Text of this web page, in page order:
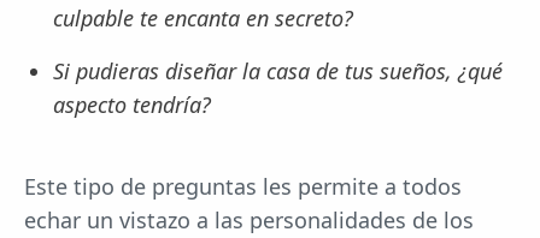
culpable te encanta en secreto?
Si pudieras diseñar la casa de tus sueños, ¿qué
aspecto tendría?
Este tipo de preguntas les permite a todos
echar un vistazo a las personalidades de los